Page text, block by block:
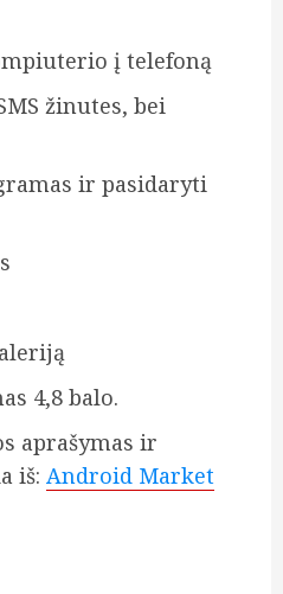
į telefoną
žinutes, bei
ir pasidaryti
4,8 balo.
aprašymas ir
iš: Android Market